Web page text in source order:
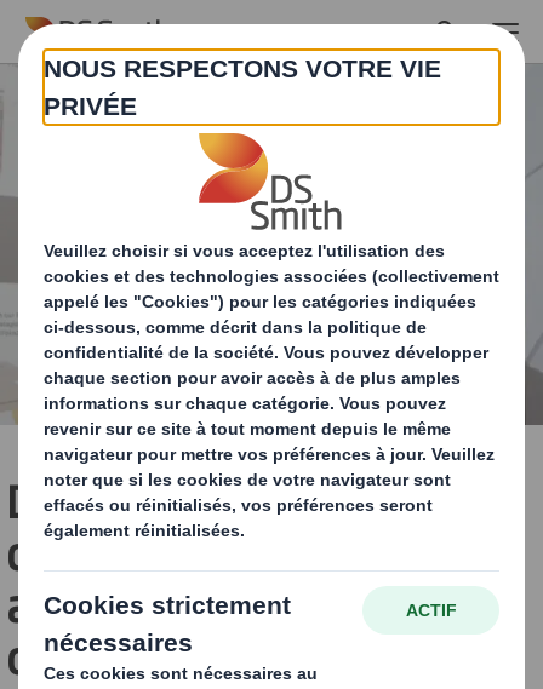
Skip to main content
DS Smith double ses
dépenses de R&D et
accélère sa stratégie de
circularité